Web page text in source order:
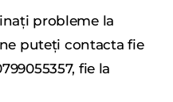
probleme la
puteți contacta fie
fie la